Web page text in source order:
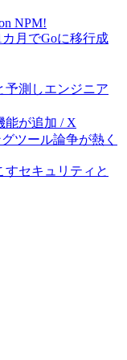
NPM!
月でGoに移行成
予測しエンジニア
能が追加 / X
ツール論争が熱く
セキュリティと